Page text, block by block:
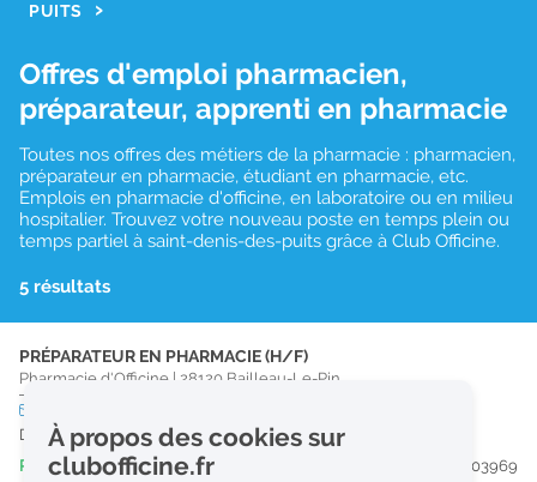
PUITS
Offres d'emploi pharmacien,
préparateur, apprenti en pharmacie
Toutes nos offres des métiers de la pharmacie : pharmacien,
préparateur en pharmacie, étudiant en pharmacie, etc.
Emplois en pharmacie d'officine, en laboratoire ou en milieu
hospitalier. Trouvez votre nouveau poste en temps plein ou
temps partiel à saint-denis-des-puits grâce à Club Officine.
5 résultats
PRÉPARATEUR EN PHARMACIE (H/F)
Pharmacie d'Officine | 28120 Bailleau-Le-Pin
Dès que possible
Publiée il y a 7 jour(s)
#203969
À propos des cookies sur
clubofficine.fr